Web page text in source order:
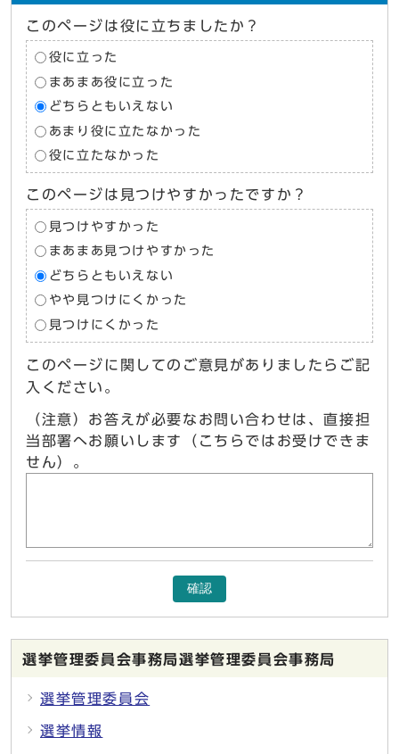
このページは役に立ちましたか？
役に立った
まあまあ役に立った
どちらともいえない
あまり役に立たなかった
役に立たなかった
このページは見つけやすかったですか？
見つけやすかった
まあまあ見つけやすかった
どちらともいえない
やや見つけにくかった
見つけにくかった
このページに関してのご意見がありましたらご記
入ください。
（注意）お答えが必要なお問い合わせは、直接担
当部署へお願いします（こちらではお受けできま
せん）。
確認
選挙管理委員会事務局選挙管理委員会事務局
選挙管理委員会
選挙情報